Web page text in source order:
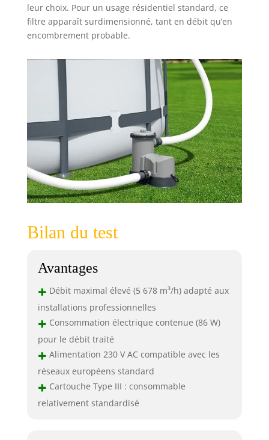
leur choix. Pour un usage résidentiel standard, ce
filtre apparaît surdimensionné, tant en débit qu’en
encombrement probable.
Bilan du test
Avantages
+ Débit maximal élevé (5 678 m³/h) adapté aux
installations professionnelles
+ Consommation électrique contenue (86 W)
pour le débit traité
+ Alimentation 230 V AC compatible avec les
réseaux européens standard
+ Cartouche Type III : consommable
relativement standardisé